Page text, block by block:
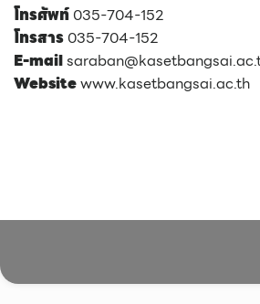
โทรศัพท์ 035-704-152
โทรสาร 035-704-152
E-mail
Websitewww.kasetbangsai.ac.th